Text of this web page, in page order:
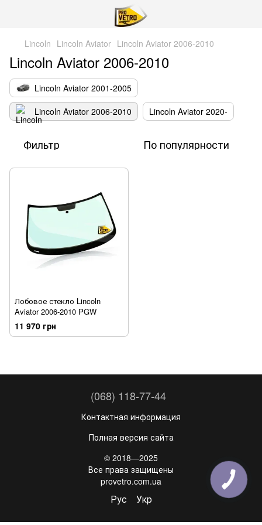
Lincoln Lincoln Aviator Lincoln Aviator 2006-2010
Lincoln Aviator 2006-2010
Lincoln Aviator 2001-2005
Lincoln Aviator 2006-2010
Lincoln Aviator 2020-
Фильтр По популярности
Лобовое стекло Lincoln
Aviator 2006-2010 PGW
11 970 грн
(068) 118-77-44
Контактная информация
Полная версия сайта
© 2018—2025
Все права защищены
provetro.com.ua
Рус Укр